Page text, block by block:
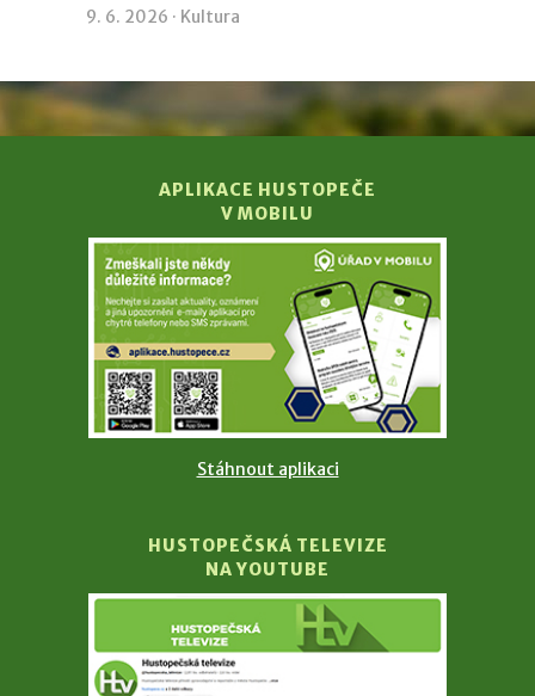
9. 6. 2026 · Kultura
APLIKACE HUSTOPEČE
V MOBILU
Stáhnout aplikaci
HUSTOPEČSKÁ TELEVIZE
NA YOUTUBE